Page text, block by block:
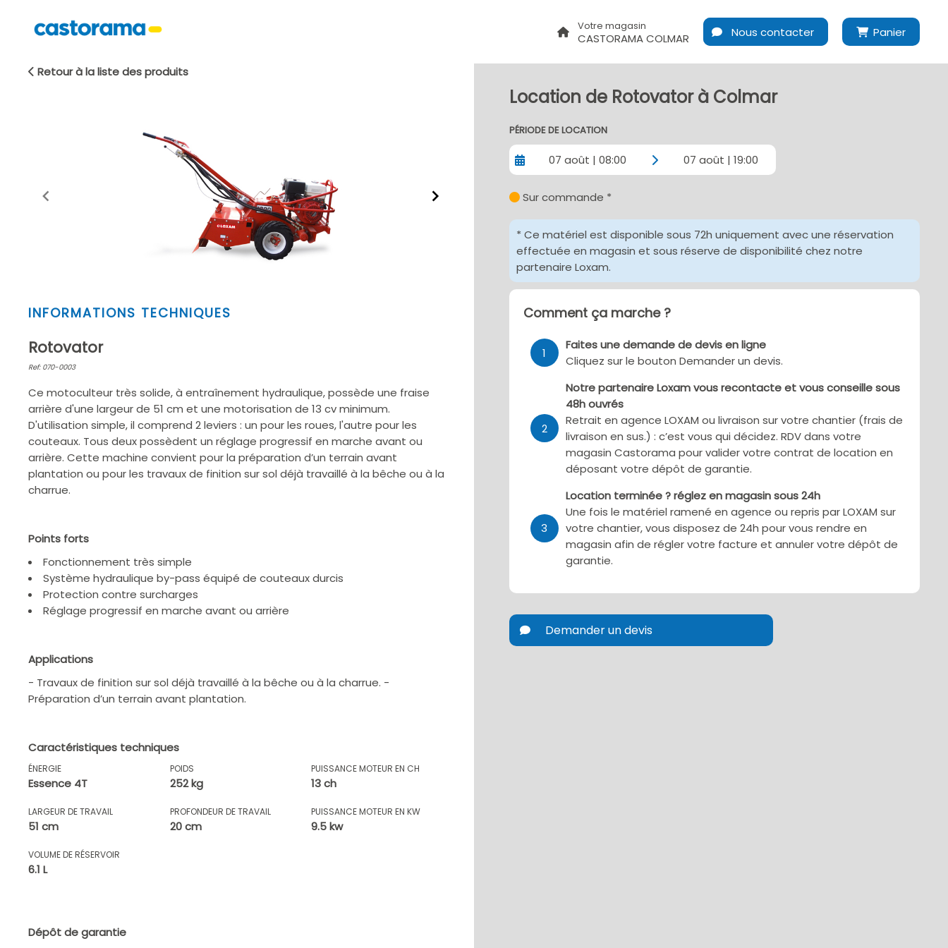
Votre magasin
CASTORAMA COLMAR Nous contacter Panier
Retour à la liste des produits
Item
of
2
INFORMATIONS TECHNIQUES
Rotovator
Ref: 070-0003
Ce motoculteur très solide, à entraînement hydraulique, possède une fraise
arrière d'une largeur de 51 cm et une motorisation de 13 cv minimum.
D'utilisation simple, il comprend 2 leviers : un pour les roues, l'autre pour les
couteaux. Tous deux possèdent un réglage progressif en marche avant ou
arrière. Cette machine convient pour la préparation d’un terrain avant
plantation ou pour les travaux de finition sur sol déjà travaillé à la bêche ou à la
charrue.
Points forts
Fonctionnement très simple
Système hydraulique by-pass équipé de couteaux durcis
Protection contre surcharges
Réglage progressif en marche avant ou arrière
Applications
- Travaux de finition sur sol déjà travaillé à la bêche ou à la charrue. -
Préparation d’un terrain avant plantation.
Caractéristiques techniques
ÉNERGIE
Essence 4T
POIDS
252 kg
PUISSANCE MOTEUR EN CH
13 ch
LARGEUR DE TRAVAIL
51 cm
PROFONDEUR DE TRAVAIL
20 cm
PUISSANCE MOTEUR EN KW
9.5 kw
VOLUME DE RÉSERVOIR
6.1 L
Dépôt de garantie
Location de Rotovator à Colmar
PÉRIODE DE LOCATION
07 août | 08:00 07 août | 19:00
Sur commande *
* Ce matériel est disponible sous 72h uniquement avec une réservation
effectuée en magasin et sous réserve de disponibilité chez notre
partenaire Loxam.
Comment ça marche ?
1
Faites une demande de devis en ligne
Cliquez sur le bouton Demander un devis.
2
Notre partenaire Loxam vous recontacte et vous conseille sous
48h ouvrés
Retrait en agence LOXAM ou livraison sur votre chantier (frais de
livraison en sus.) : c’est vous qui décidez. RDV dans votre
magasin Castorama pour valider votre contrat de location en
déposant votre dépôt de garantie.
3
Location terminée ? réglez en magasin sous 24h
Une fois le matériel ramené en agence ou repris par LOXAM sur
votre chantier, vous disposez de 24h pour vous rendre en
magasin afin de régler votre facture et annuler votre dépôt de
garantie.
Demander un devis